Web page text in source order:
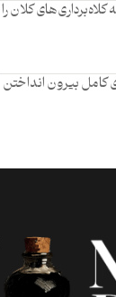
کلاه‌برداری‌های کلان را
کامل بیرون انداختن